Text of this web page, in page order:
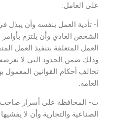
على العامل:
أ- تأدية العمل بنفسه وأن يبذل
الشخص العادي وأن يلتزم
العمل المتعلقة بتنفيذ العمل
وذلك ضمن الحدود التي لا
تخالف أحكام القوانين المعمول
العامة.
ب- المحافظة على أسرار صاحب
الصناعية والتجارية وأن لا